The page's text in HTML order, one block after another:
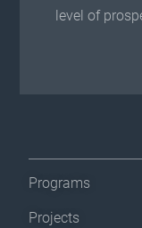
level of
Programs
Projects